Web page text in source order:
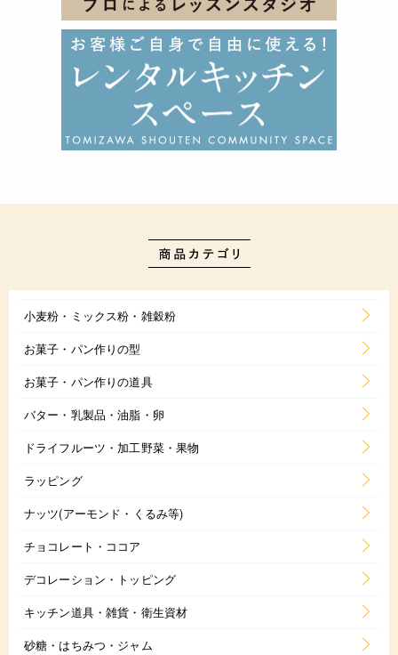
小麦粉・ミックス粉・雑穀粉
お菓子・パン作りの型
お菓子・パン作りの道具
バター・乳製品・油脂・卵
ドライフルーツ・加工野菜・果物
ラッピング
ナッツ(アーモンド・くるみ等)
チョコレート・ココア
デコレーション・トッピング
キッチン道具・雑貨・衛生資材
砂糖・はちみつ・ジャム